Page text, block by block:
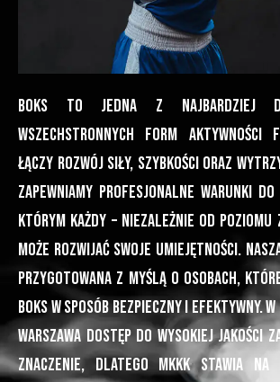
Boks to jedna z najbardziej
wszechstronnych form aktywności
łączy rozwój siły, szybkości oraz
zapewniamy profesjonalne warunki
którym każdy – niezależnie od poziomu
może rozwijać swoje umiejętności.
przygotowana z myślą o osobach,
boks w sposób bezpieczny i efektywny.
Warszawa dostęp do wysokiej jakości
znaczenie, dlatego MKKK stawia na